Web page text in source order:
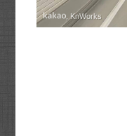
, KnWorks